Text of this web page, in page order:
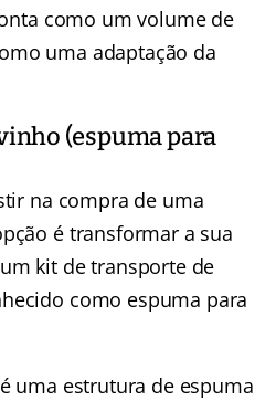
como um volume de
uma adaptação da
(espuma para
na compra de uma
é transformar a sua
kit de transporte de
como espuma para
uma estrutura de espuma